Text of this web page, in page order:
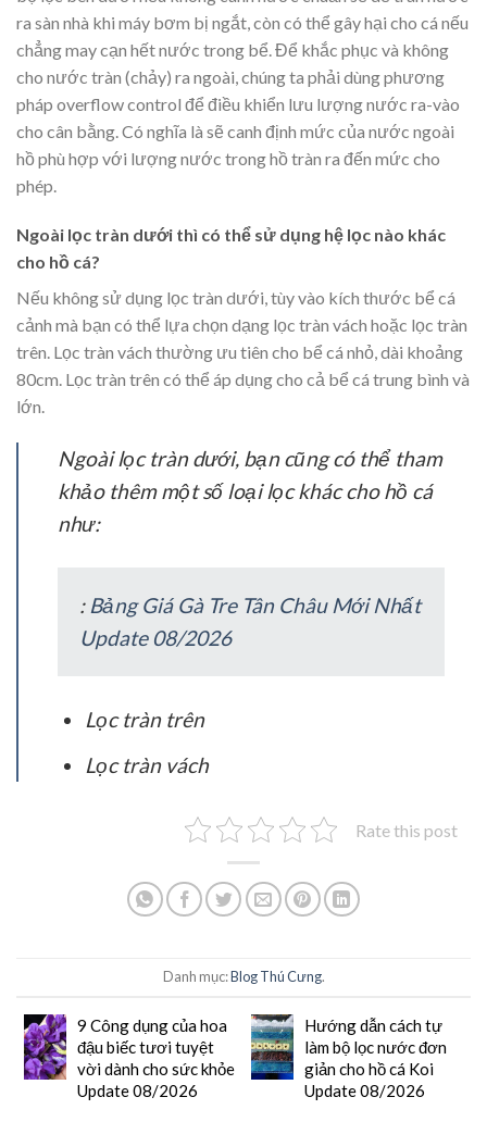
ra sàn nhà khi máy bơm bị ngắt, còn có thể gây hại cho cá nếu
chẳng may cạn hết nước trong bể. Để khắc phục và không
cho nước tràn (chảy) ra ngoài, chúng ta phải dùng phương
pháp overflow control để điều khiển lưu lượng nước ra-vào
cho cân bằng. Có nghĩa là sẽ canh định mức của nước ngoài
hồ phù hợp với lượng nước trong hồ tràn ra đến mức cho
phép.
Ngoài lọc tràn dưới thì có thể sử dụng hệ lọc nào khác
cho hồ cá?
Nếu không sử dụng lọc tràn dưới, tùy vào kích thước bể cá
cảnh mà bạn có thể lựa chọn dạng lọc tràn vách hoặc lọc tràn
trên. Lọc tràn vách thường ưu tiên cho bể cá nhỏ, dài khoảng
80cm. Lọc tràn trên có thể áp dụng cho cả bể cá trung bình và
lớn.
Ngoài lọc tràn dưới, bạn cũng có thể tham
khảo thêm một số loại lọc khác cho hồ cá
như:
: Bảng Giá Gà Tre Tân Châu Mới Nhất
Update 08/2026
Lọc tràn trên
Lọc tràn vách
Rate this post
Danh mục:Blog Thú Cưng.
9 Công dụng của hoa
đậu biếc tươi tuyệt
vời dành cho sức khỏe
Update 08/2026
Hướng dẫn cách tự
làm bộ lọc nước đơn
giản cho hồ cá Koi
Update 08/2026